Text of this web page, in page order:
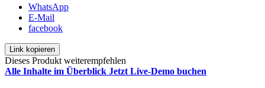
WhatsApp
E-Mail
facebook
Link kopieren
Dieses Produkt weiterempfehlen
Alle Inhalte im Überblick Jetzt Live-Demo buchen